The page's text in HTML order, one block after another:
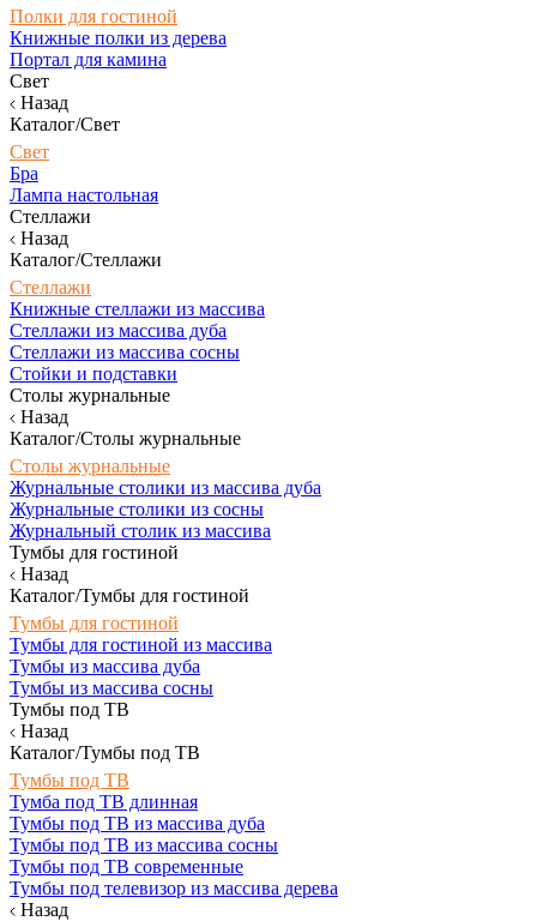
Полки для гостиной
Книжные полки из дерева
Портал для камина
Свет
Назад
Каталог/Свет
Свет
Бра
Лампа настольная
Стеллажи
Назад
Каталог/Стеллажи
Стеллажи
Книжные стеллажи из массива
Стеллажи из массива дуба
Стеллажи из массива сосны
Стойки и подставки
Столы журнальные
Назад
Каталог/Столы журнальные
Столы журнальные
Журнальные столики из массива дуба
Журнальные столики из сосны
Журнальный столик из массива
Тумбы для гостиной
Назад
Каталог/Тумбы для гостиной
Тумбы для гостиной
Тумбы для гостиной из массива
Тумбы из массива дуба
Тумбы из массива сосны
Тумбы под ТВ
Назад
Каталог/Тумбы под ТВ
Тумбы под ТВ
Тумба под ТВ длинная
Тумбы под ТВ из массива дуба
Тумбы под ТВ из массива сосны
Тумбы под ТВ современные
Тумбы под телевизор из массива дерева
Назад